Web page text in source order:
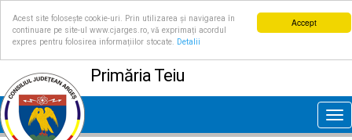
Accept
Acest site folosește cookie-uri. Prin utilizarea și navigarea în
continuare pe site-ul www.cjarges.ro, vă exprimați acordul
expres pentru folosirea informațiilor stocate.
Detalii
Primăria Teiu